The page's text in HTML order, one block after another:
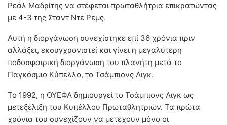
Ρεάλ Μαδρίτης να στέφεται πρωταθλήτρια επικρατώντας
με 4-3 της Σταντ Ντε Ρεμς.
Αυτή η διοργάνωση συνεχίστηκε επί 36 χρόνια πριν
αλλάξει, εκσυγχρονιστεί και γίνει η μεγαλύτερη
ποδοσφαιρική διοργάνωση του πλανήτη μετά το
Παγκόσμιο Κύπελλο, το Τσάμπιονς Λιγκ.
Το 1992, η ΟΥΕΦΑ δημιουργεί το Τσάμπιονς Λιγκ ως
μετεξέλιξη του Κυπέλλου Πρωταθλητριών. Τα πρώτα
χρόνια του συνεχίζουν να μετέχουν μόνο οι